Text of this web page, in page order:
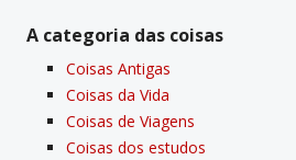
A categoria das coisas
Coisas Antigas
Coisas da Vida
Coisas de Viagens
Coisas dos estudos